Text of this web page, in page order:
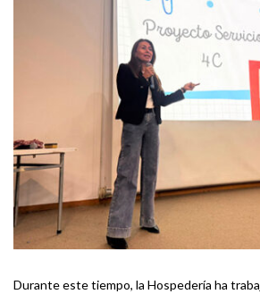
Durante este tiempo, la Hospedería ha